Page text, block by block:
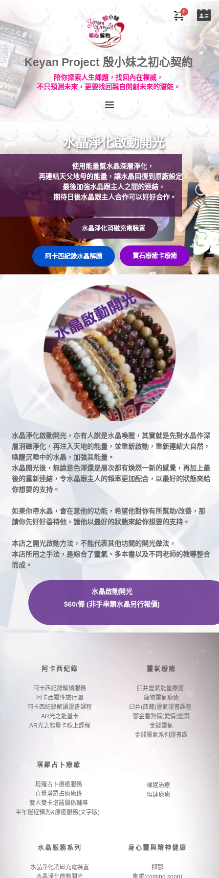
Keyan Project 殷小妹之初心契約
陪你探索人生課題，找回內在權威，
不只預測未來，更要找回親自開創未來的潛能。
水晶淨化啟動開光
使用能量幫水晶深層淨化，
再連結天父地母的能量，讓水晶回復到原廠設定，
最後加強水晶跟主人之間的連結，
期待日後水晶跟主人合作可以好好合作。
​寶石療癒卡療癒
水晶淨化消磁充電裝置
阿卡西紀錄水晶解讀
水晶淨化啟動開光，亦有人說是水晶喚醒，其實就是先對水晶作深
層消磁淨化，再注入天地的能量，並重新啟動，重新連結大自然，
喚醒沉睡中的水晶，加強其能量。
水晶開光後，無論是色澤還是層次都有煥然一新的感覺，再加上最
後的重新連結，令水晶跟主人的頻率更加配合，以最好的狀態來給
你想要的支持。⠀
如果你帶水晶，會在意他的功能，希望他對你有所幫助/改善，那
請你先好好善待他，讓他以最好的狀態來給你想要的支持。
本店之開光啟動方法，不能代表其他坊間的開光做法，⠀
本店所用之手法，是綜合了靈氣、多本書以及不同老師的教導整合
而成。
水晶啟動開光
$60/條 (非手串類水晶另行報價)
阿卡西紀錄
阿卡西紀錄解讀服務
阿卡西靈性旅行團
阿卡西紀錄解讀證書課程
AR光之能量卡
AR光之能量卡線上課程
靈氣療癒
臼井靈氣能量療癒
寵物靈氣療癒
臼井(西藏)靈氣證書課程
鬱金香熱情(愛情)靈氣
金錢靈氣
金錢靈氣系列證書課
塔羅占卜療癒
塔羅占卜療癒服務
直覺塔羅占療癒班
雙人雙卡塔羅關係輔導
半年運程預測&療癒服務(文字版)
催眠治療
頌缽療癒
水晶服務系列
水晶淨化消磁充電裝置
水晶淨化啟動開光
身心靈與精神健康
抑鬱
焦慮(coming soon)